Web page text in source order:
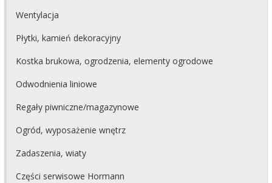
Wentylacja
Płytki, kamień dekoracyjny
Kostka brukowa, ogrodzenia, elementy ogrodowe
Odwodnienia liniowe
Regały piwniczne/magazynowe
Ogród, wyposażenie wnętrz
Zadaszenia, wiaty
Części serwisowe Hormann